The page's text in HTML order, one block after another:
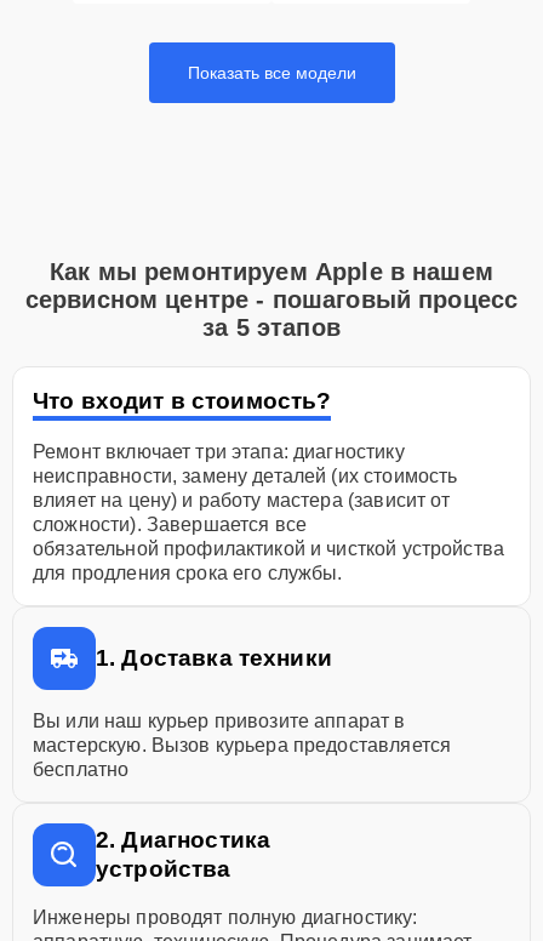
Показать все модели
Как мы ремонтируем Apple в нашем
сервисном центре - пошаговый процесс
за 5 этапов
Что входит в стоимость?
Ремонт включает три этапа: диагностику
неисправности, замену деталей (их стоимость
влияет на цену) и работу мастера (зависит от
сложности). Завершается все
обязательной профилактикой и чисткой устройства
для продления срока его службы.
1. Доставка техники
Вы или наш курьер привозите аппарат в
мастерскую. Вызов курьера предоставляется
бесплатно
2. Диагностика
устройства
Инженеры проводят полную диагностику: